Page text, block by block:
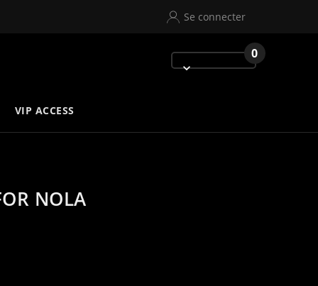
Se connecter
0
VIP ACCESS
NOLA